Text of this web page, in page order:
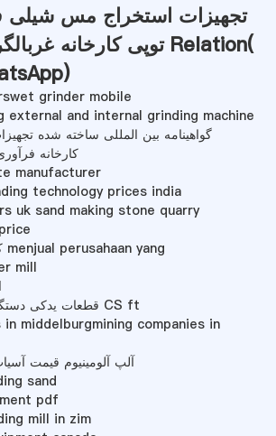
تجهیزات استخراج مس
توپی کارخانه غربالگری قابل حمل Relation(
)
grinder mobile
external and internal grinding machine
گواهینامه بین المللی ساخته شده
کارخانه
manufacturer
technology prices india
uk sand making stone quarry
کارخانه استخراج رول menjual perusahaan yang
mill
قطعات یدکی دستگاه خرد کن مخروطی CS ft
in middelburgmining companies in
آلپ آلومینیوم قیمت
sand
pdf
mill in zim